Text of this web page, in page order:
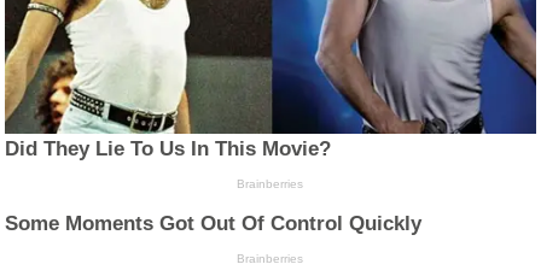
Did They Lie To Us In This Movie?
Brainberries
Some Moments Got Out Of Control Quickly
Brainberries